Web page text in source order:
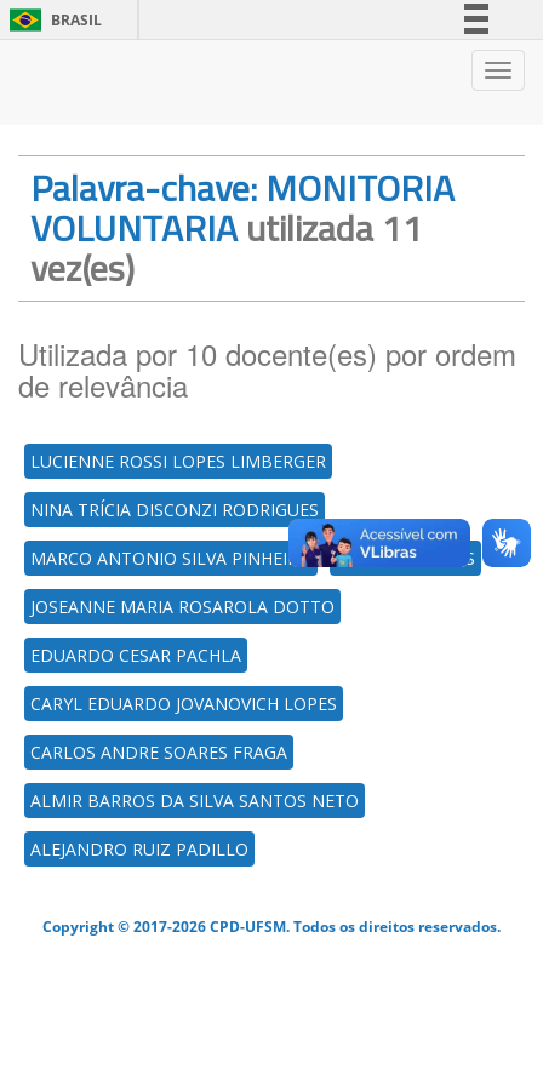
BRASIL
Legislação
Canais
Palavra-chave: MONITORIA
VOLUNTARIAutilizada 11
vez(es)
Utilizada por 10 docente(es) por ordem
de relevância
LUCIENNE ROSSI LOPES LIMBERGER
NINA TRÍCIA DISCONZI RODRIGUES
MARCO ANTONIO SILVA PINHEIRO LUCINÉIA FABRIS
JOSEANNE MARIA ROSAROLA DOTTO
EDUARDO CESAR PACHLA
CARYL EDUARDO JOVANOVICH LOPES
CARLOS ANDRE SOARES FRAGA
ALMIR BARROS DA SILVA SANTOS NETO
ALEJANDRO RUIZ PADILLO
Copyright © 2017-2026 CPD-UFSM. Todos os direitos reservados.